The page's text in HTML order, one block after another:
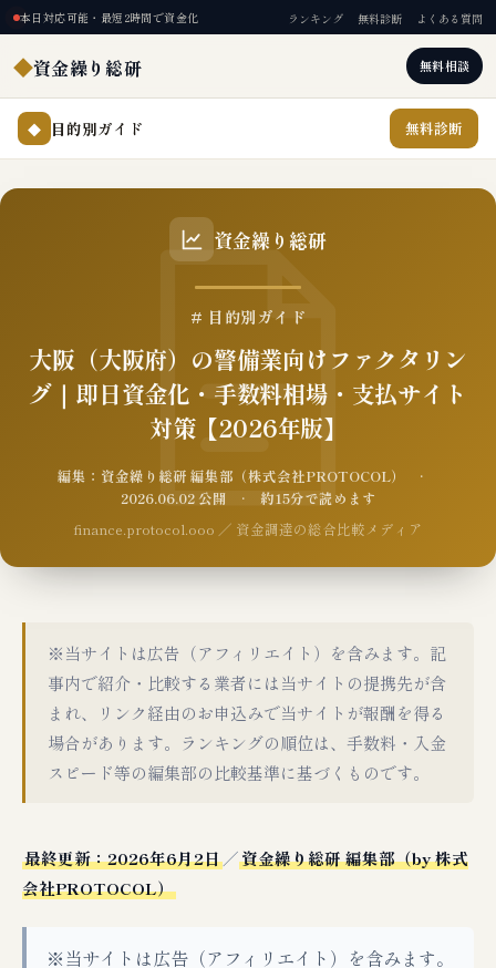
本日対応可能・最短2時間で資金化 ランキング 無料診断 よくある質問
◆資金繰り総研 無料相談
◆ 目的別ガイド 無料診断
資金繰り総研
# 目的別ガイド
大阪（大阪府）の警備業向けファクタリン
グ｜即日資金化・手数料相場・支払サイト
対策【2026年版】
編集：資金繰り総研 編集部（株式会社PROTOCOL） ·
2026.06.02 公開 · 約15分で読めます
finance.protocol.ooo ／ 資金調達の総合比較メディア
※当サイトは広告（アフィリエイト）を含みます。記
事内で紹介・比較する業者には当サイトの提携先が含
まれ、リンク経由のお申込みで当サイトが報酬を得る
場合があります。ランキングの順位は、手数料・入金
スピード等の編集部の比較基準に基づくものです。
最終更新：2026年6月2日／資金繰り総研 編集部（by 株式
会社PROTOCOL）
※当サイトは広告（アフィリエイト）を含みます。